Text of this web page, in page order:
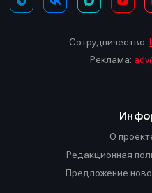
Сотрудничество:
Реклама:
О
Редакционная
Предложение